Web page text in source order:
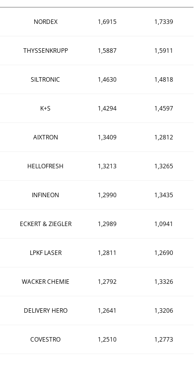
NORDEX 1,6915 1,7339
THYSSENKRUPP 1,5887 1,5911
SILTRONIC 1,4630 1,4818
K+S 1,4294 1,4597
AIXTRON 1,3409 1,2812
HELLOFRESH 1,3213 1,3265
INFINEON 1,2990 1,3435
ECKERT & ZIEGLER 1,2989 1,0941
LPKF LASER 1,2811 1,2690
WACKER CHEMIE 1,2792 1,3326
DELIVERY HERO 1,2641 1,3206
COVESTRO 1,2510 1,2773